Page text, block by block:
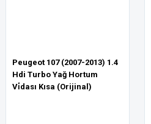
Peugeot 107 (2007-2013) 1.4
Hdi Turbo Yağ Hortum
Vi̇dası Kısa (Orijinal)